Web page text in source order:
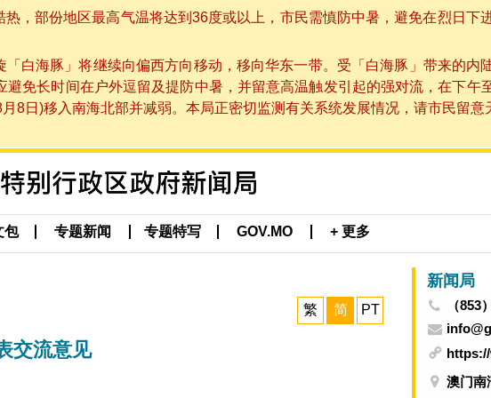
，部份地区最高气温将达到36度或以上，市民需慎防中暑，避免在烈日下
白海豚」将继续向偏西方向移动，移向华东一带。受「白海豚」带来的内
免长时间在户外逗留及提防中暑，并留意高温触发引起的强对流，在下午
8日)移入南海北部并减弱。本局正密切监测有关系统发展情况，请市民留
包 专题新闻 专题特写 GOV.MO + 更多
繁 简 PT
交流意见
新闻局
（853
澳门南